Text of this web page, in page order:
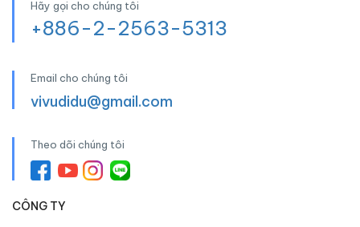
Hãy gọi cho chúng tôi
+886-2-2563-5313
Email cho chúng tôi
vivudidu@gmail.com
Theo dõi chúng tôi
CÔNG TY